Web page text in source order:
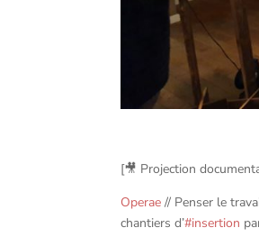
[🎥 Projection
Operae // Penser le
chantiers d’#insertion